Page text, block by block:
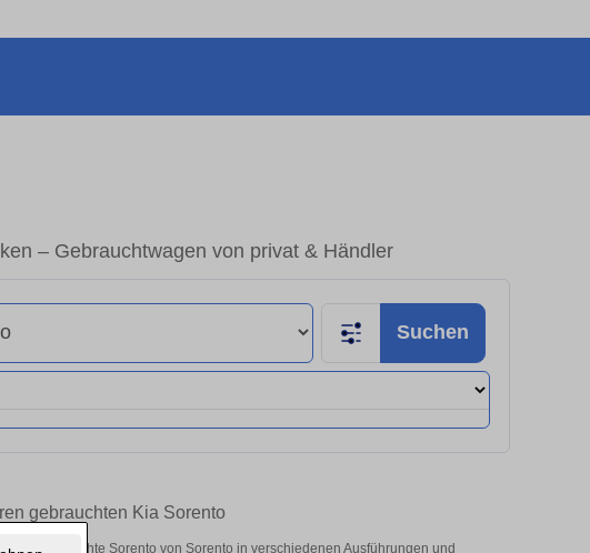
– Gebrauchtwagen von privat & Händler
Suchen
gebrauchten Kia Sorento
Sie gebrauchte Sorento von Sorento in verschiedenen Ausführungen und